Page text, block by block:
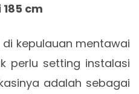
cm
kepulauan mentawai
perlu setting instalasi
adalah sebagai